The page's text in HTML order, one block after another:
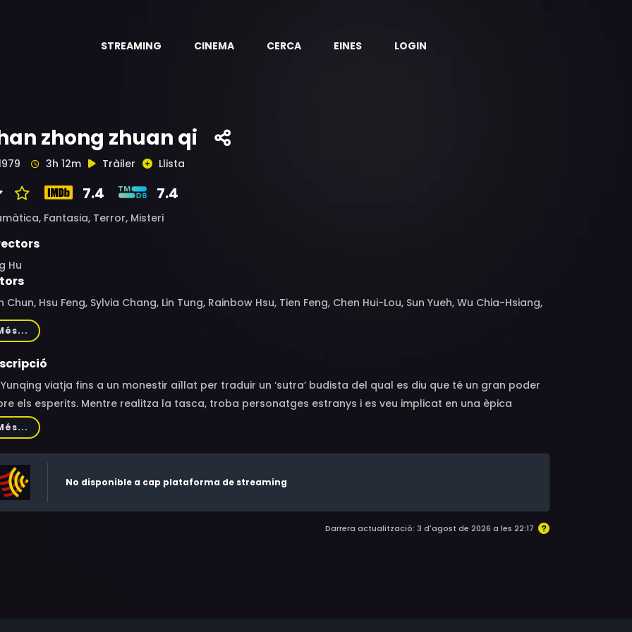
STREAMING CINEMA CERCA EINES LOGIN
zhong zhuan qi
3h 12m Tràiler Llista
7.4 7.4
Fantasia, Terror, Misteri
Hu
Chun, Hsu Feng, Sylvia Chang, Lin Tung, Rainbow Hsu, Tien Feng, Chen Hui-Lou, Sun Yueh, Wu Chia-Hsiang,
Choi, Jeon Sook
viatja fins a un monestir aïllat per traduir un ‘sutra’ budista del qual es diu que té un gran poder
els esperits. Mentre realitza la tasca, troba personatges estranys i es veu implicat en una èpica
entre les forces del bé i del mal.
No disponible a cap plataforma de streaming
Darrera actualització: 3 d'agost de 2026 a les 22:17